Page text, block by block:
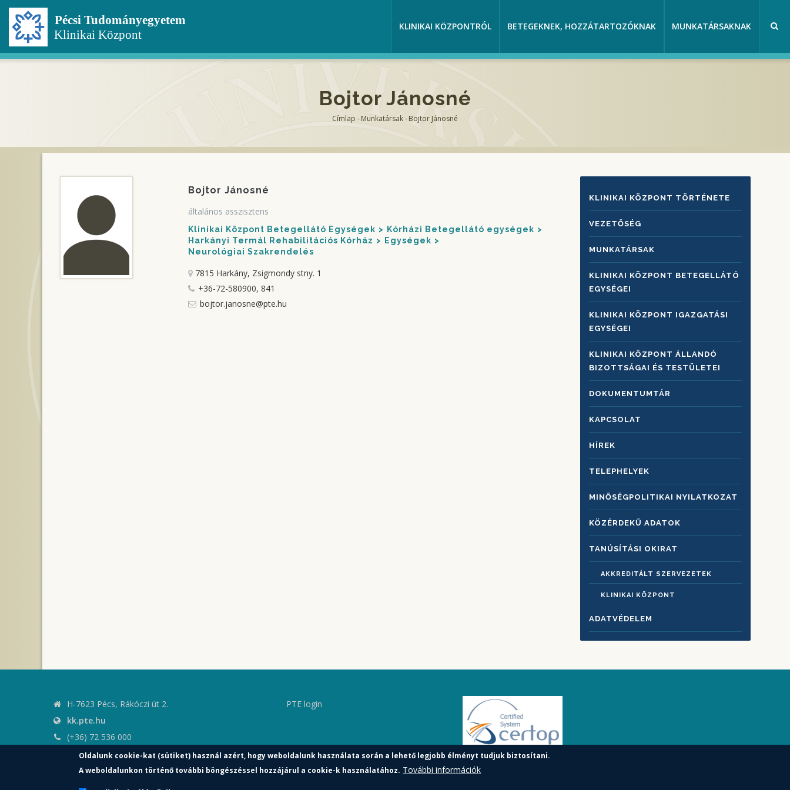
Ugrás
tartalomra
KLINIKAI KÖZPONTRÓL BETEGEKNEK, HOZZÁTARTOZÓKNAK MUNKATÁRSAKNAK
Bojtor Jánosné
Címlap -Munkatársak-Bojtor Jánosné
Bojtor Jánosné
általános asszisztens
Klinikai Központ Betegellátó Egységek
Kórházi Betegellátó egységek
Harkányi Termál Rehabilitációs Kórház
Egységek
Neurológiai Szakrendelés
7815 Harkány, Zsigmondy stny. 1
+36-72-580900, 841
bojtor.janosne@pte.hu
KLINIKAI
KÖZPONTRÓL
KLINIKAI KÖZPONT TÖRTÉNETE
VEZETŐSÉG
MUNKATÁRSAK
KLINIKAI KÖZPONT BETEGELLÁTÓ
EGYSÉGEI
KLINIKAI KÖZPONT IGAZGATÁSI
EGYSÉGEI
KLINIKAI KÖZPONT ÁLLANDÓ
BIZOTTSÁGAI ÉS TESTÜLETEI
DOKUMENTUMTÁR
KAPCSOLAT
HÍREK
TELEPHELYEK
MINŐSÉGPOLITIKAI NYILATKOZAT
KÖZÉRDEKŰ ADATOK
TANÚSÍTÁSI OKIRAT
AKKREDITÁLT SZERVEZETEK
KLINIKAI KÖZPONT
ADATVÉDELEM
H-7623 Pécs, Rákóczi út 2.
kk.pte.hu
(+36) 72 536 000
kk.elnoki.hivatal@pte.hu
pte.hu
PTE login
Oldalunk cookie-kat (sütiket) használ azért, hogy weboldalunk használata során a lehető legjobb élményt tudjuk biztosítani.
A weboldalunkon történő további böngészéssel hozzájárul a cookie-k használatához. További információk